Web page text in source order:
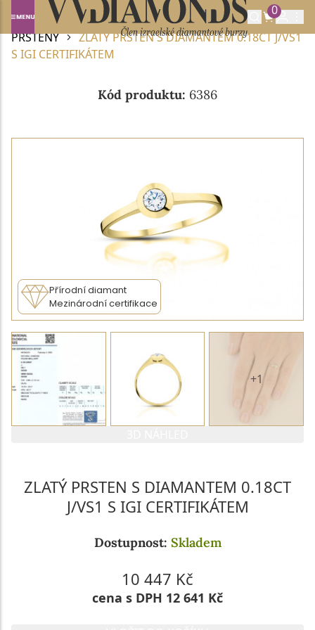
0
Domů DIAMANTOVÉ ŠPERKY
DIAMANTOVÉ
PRSTENY
ZLATÝ PRSTEN S DIAMANTEM 0.18CT J/VS1
S IGI CERTIFIKÁTEM
Kód produktu: 6386
Přírodní diamant
Mezinárodní certifikace
+1
ZLATÝ PRSTEN S DIAMANTEM 0.18CT
J/VS1 S IGI CERTIFIKÁTEM
Dostupnost: Skladem
10 447 Kč
cena s DPH 12 641 Kč